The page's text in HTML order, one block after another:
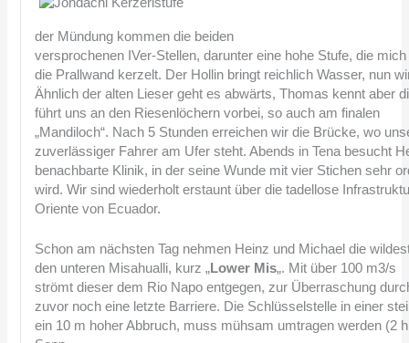
der Mündung kommen die beiden
versprochenen IVer-Stellen, darunter eine hohe Stufe, die
die Prallwand kerzelt. Der Hollin bringt reichlich Wasser, nun
Ähnlich der alten Lieser geht es abwärts, Thomas kennt aber
führt uns an den Riesenlöchern vorbei, so auch am finalen
„Mandiloch“. Nach 5 Stunden erreichen wir die Brücke, wo
zuverlässiger Fahrer am Ufer steht. Abends in Tena besucht
benachbarte Klinik, in der seine Wunde mit vier Stichen sehr
wird. Wir sind wiederholt erstaunt über die tadellose
Oriente von Ecuador.
Schon am nächsten Tag nehmen Heinz und Michael die
den unteren Misahualli, kurz „Lower Mis„. Mit über 100 m3/s
strömt dieser dem Rio Napo entgegen, zur Überraschung
zuvor noch eine letzte Barriere. Die Schlüsselstelle in einer
ein 10 m hoher Abbruch, muss mühsam umtragen werden (2